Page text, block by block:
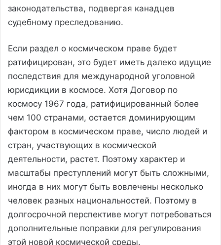
законодательства, подвергая канадцев
судебному преследованию.
Если раздел о космическом праве будет
ратифицирован, это будет иметь далеко идущие
последствия для международной уголовной
юрисдикции в космосе. Хотя Договор по
космосу 1967 года, ратифицированный более
чем 100 странами, остается доминирующим
фактором в космическом праве, число людей и
стран, участвующих в космической
деятельности, растет. Поэтому характер и
масштабы преступлений могут быть сложными,
иногда в них могут быть вовлечены несколько
человек разных национальностей. Поэтому в
долгосрочной перспективе могут потребоваться
дополнительные поправки для регулирования
этой новой космической среды.